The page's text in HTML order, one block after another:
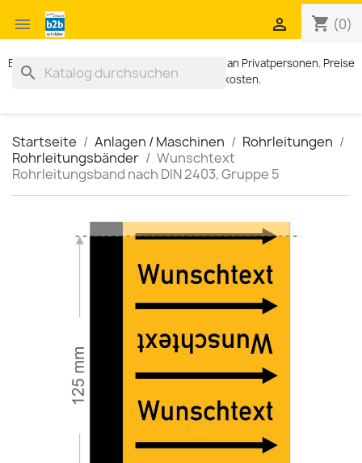
 shopping_cart (0)

Exklusiv für Geschäftskunden. Kein Verkauf an Privatpersonen. Preise
zzgl. MWST und Versandkosten.
search
Startseite Anlagen / Maschinen
Rohrleitungen
Rohrleitungsbänder
Wunschtext
Rohrleitungsband nach DIN 2403, Gruppe 5